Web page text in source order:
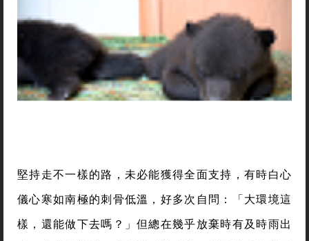
堅持走不一樣的路，未必能獲得全面支持，有時白心
儀心寒如南極的刺骨低溫，好多次自問：「大環境這
樣，還能做下去嗎？」但總在幾乎放棄時有及時雨出